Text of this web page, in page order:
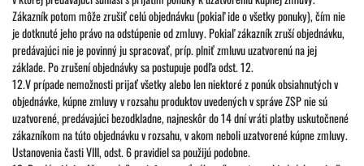
Zákazník potom môže zrušiť celú objednávku (pokiaľ ide o všetky ponuky), čím nie
je dotknuté jeho právo na odstúpenie od zmluvy. Pokiaľ zákazník zruší objednávku,
predávajúci nie je povinný ju spracovať, príp. plniť zmluvu uzatvorenú na jej
základe. Po zrušení objednávky sa postupuje podľa odst. 12.
12.V prípade nemožnosti prijať všetky alebo len niektoré z ponúk obsiahnutých v
objednávke, kúpne zmluvy v rozsahu produktov uvedených v správe ZSP nie sú
uzatvorené, predávajúci bezodkladne, najneskôr do 14 dní vráti platby uskutočnené
zákazníkom na túto objednávku v rozsahu, v akom neboli uzatvorené kúpne zmluvy.
Ustanovenia časti VIII, odst. 6 pravidiel sa použijú podobne.